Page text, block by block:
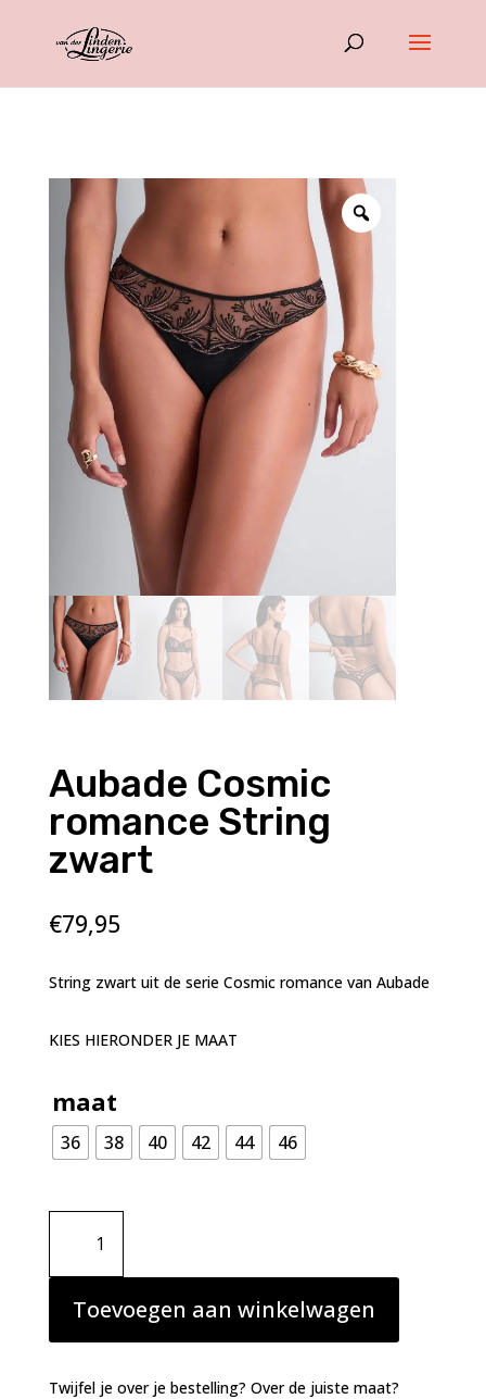
Aubade Cosmic
romance String
zwart
€79,95
String zwart uit de serie Cosmic romance van Aubade
KIES HIERONDER JE MAAT
maat
36 38 40 42 44 46
Aubade
Cosmic
romance
String
zwart
aantal
Toevoegen aan winkelwagen
Twijfel je over je bestelling? Over de juiste maat?